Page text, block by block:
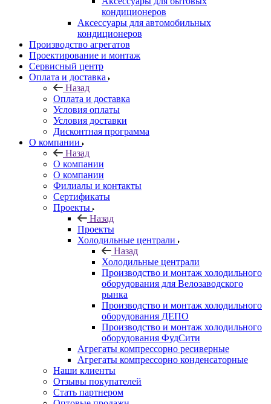
кондиционеров
Аксессуары для автомобильных
кондиционеров
Производство агрегатов
Проектирование и монтаж
Сервисный центр
Оплата и доставка
Назад
Оплата и доставка
Условия оплаты
Условия доставки
Дисконтная программа
О компании
Назад
О компании
О компании
Филиалы и контакты
Сертификаты
Проекты
Назад
Проекты
Холодильные централи
Назад
Холодильные централи
Производство и монтаж холодильного
оборудования для Велозаводского
рынка
Производство и монтаж холодильного
оборудования ДЕПО
Производство и монтаж холодильного
оборудования ФудСити
Агрегаты компрессорно ресиверные
Агрегаты компрессорно конденсаторные
Наши клиенты
Отзывы покупателей
Стать партнером